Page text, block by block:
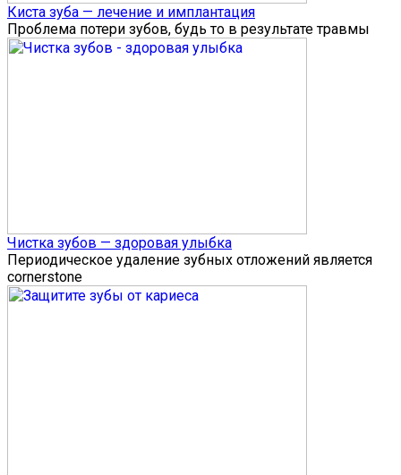
Киста зуба — лечение и имплантация
Проблема потери зубов, будь то в результате травмы
Чистка зубов — здоровая улыбка
Периодическое удаление зубных отложений является
cornerstone